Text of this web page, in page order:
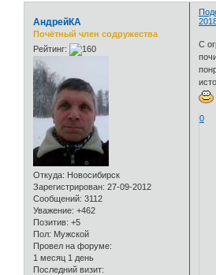
АндрейКА
Почётный член содружества
Рейтинг:
Откуда: Новосибирск
Зарегистрирован: 27-09-2012
Сообщений: 3112
Уважение: +462
Позитив: +5
Пол: Мужской
Провел на форуме:
1 месяц 1 день
Последний визит:
С
0